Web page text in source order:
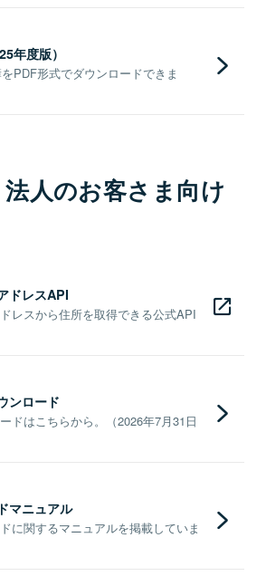
年度版）
PDF形式でダウンロードできま
人のお客さま向け
ドレスAPI
レスから住所を取得できる公式API
ンロード
ドはこちらから。（2026年7月31日
マニュアル
に関するマニュアルを掲載していま